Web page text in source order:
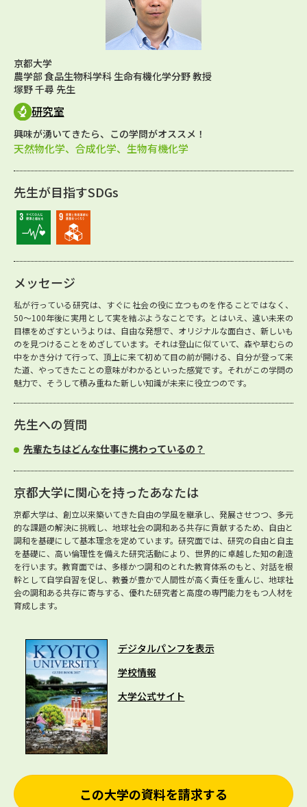
京都大学
農学部 食品生物科学科 生命有機化学分野 教授
塚野 千尋 先生
研究室
興味が湧いてきたら、この学問がオススメ！
天然物化学、合成化学、生物有機化学
先生が目指すSDGs
メッセージ
私が行っている研究は、すぐに社会の役に立つものを作ることではなく、
50～100年後に実用として実を結ぶようなことです。とはいえ、遠い未来の
目標をめざすというよりは、自由な発想で、オリジナルな面白さ、新しいも
のを見つけることをめざしています。それは登山に似ていて、森や草むらの
中をかき分けて行って、頂上に来て初めて目の前が開ける、自分が登って来
た道、やってきたことの意味がわかるといった感覚です。それがこの学問の
魅力で、そうして積み重ねた新しい知識が未来に役立つのです。
先生への質問
先輩たちはどんな仕事に携わっているの？
京都大学に関心を持ったあなたは
京都大学は、創立以来築いてきた自由の学風を継承し、発展させつつ、多元
的な課題の解決に挑戦し、地球社会の調和ある共存に貢献するため、自由と
調和を基礎にして基本理念を定めています。研究面では、研究の自由と自主
を基礎に、高い倫理性を備えた研究活動により、世界的に卓越した知の創造
を行います。教育面では、多様かつ調和のとれた教育体系のもと、対話を根
幹として自学自習を促し、教養が豊かで人間性が高く責任を重んじ、地球社
会の調和ある共存に寄与する、優れた研究者と高度の専門能力をもつ人材を
育成します。
デジタルパンフを表示
学校情報
大学公式サイト
この大学の資料を請求する